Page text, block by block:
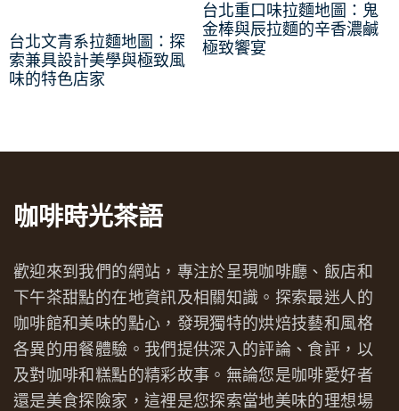
台北文青系拉麵地圖：探
索兼具設計美學與極致風
味的特色店家
台北重口味拉麵地圖：鬼
金棒與辰拉麵的辛香濃鹹
極致饗宴
咖啡時光茶語
歡迎來到我們的網站，專注於呈現咖啡廳、飯店和
下午茶甜點的在地資訊及相關知識。探索最迷人的
咖啡館和美味的點心，發現獨特的烘焙技藝和風格
各異的用餐體驗。我們提供深入的評論、食評，以
及對咖啡和糕點的精彩故事。無論您是咖啡愛好者
還是美食探險家，這裡是您探索當地美味的理想場